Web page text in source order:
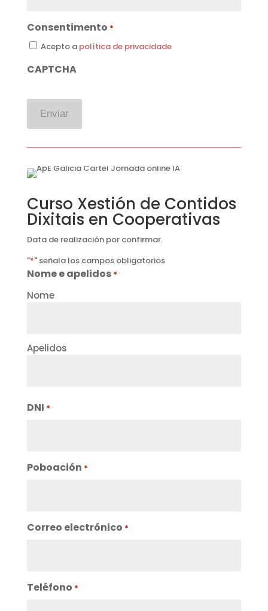
Consentimento *
Acepto a política de privacidade
CAPTCHA
Curso Xestión de Contidos
Dixitais en Cooperativas
Data de realización por confirmar.
"*" señala los campos obligatorios
Nome e apelidos *
Nome
Apelidos
DNI *
Poboación *
Correo electrónico *
Teléfono *